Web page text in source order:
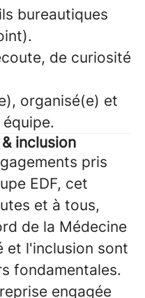
bureautiques
de curiosité
organisé(e) et
inclusion
pris
EDF, cet
et à tous,
de la Médecine
et l'inclusion sont
fondamentales.
engagée